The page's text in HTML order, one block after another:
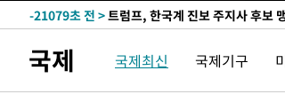
-21079초 전 >트럼프, 한국계 진보 주지사 후
-17577초 전 >
[속보]산업장관 "李정부, 원전
-16274초 전 >[속보]경찰, '홍명보 선임 논란' 대
국제 국제최신 국제기구